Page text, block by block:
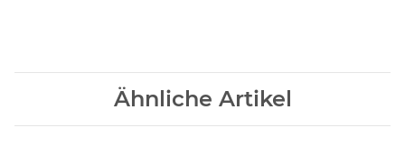
Ähnliche Artikel